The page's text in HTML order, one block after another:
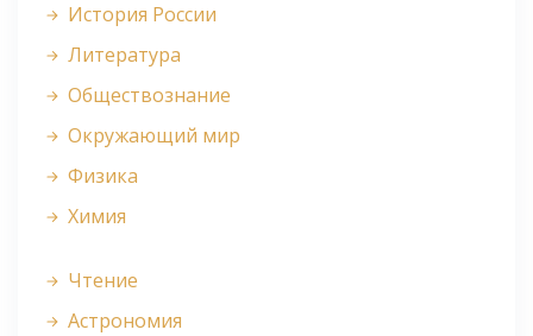
История России
Литература
Обществознание
Окружающий мир
Физика
Химия
Чтение
Астрономия